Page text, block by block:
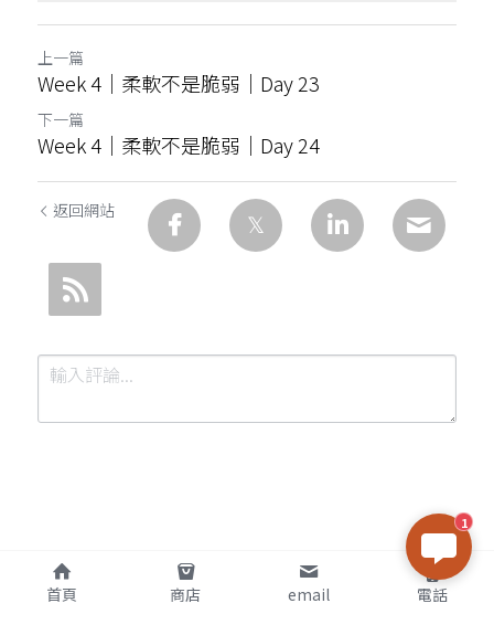
上一篇
Week 4｜柔軟不是脆弱｜Day 23
下一篇
Week 4｜柔軟不是脆弱｜Day 24
返回網站
提交
1
首頁 商店 email 電話